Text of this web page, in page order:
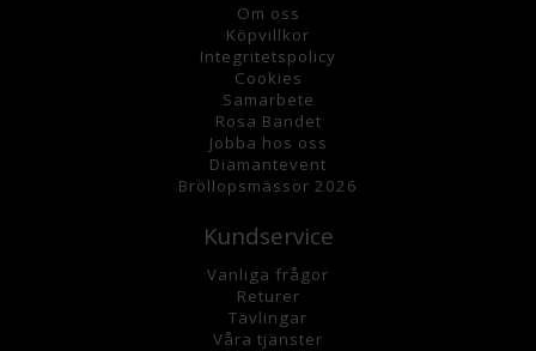
Om oss
Köpvillkor
Integritetspolicy
Cookies
Samarbete
Rosa Bandet
Jobba hos oss
Diamantevent
Bröllopsmässor 2026
Kundservice
Vanliga frågor
Returer
Tävlingar
Våra tjänster